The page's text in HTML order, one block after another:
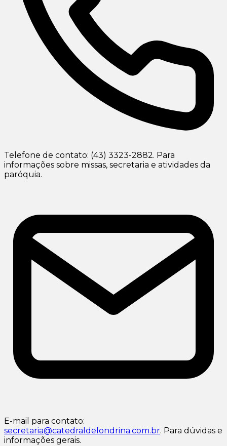
Telefone de contato: (43) 3323-2882. Para
informações sobre missas, secretaria e atividades da
paróquia.
E-mail para contato:
secretaria@catedraldelondrina.com.br. Para dúvidas e
informações gerais.